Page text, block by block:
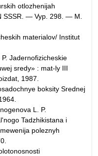
otlozhenijah
SSSR. — Vyp. 298. — M.
materialov/ Institut
Jadernofizicheskie
sredy» : mat-ly III
1987.
boksity Srednej
L. P.
Tadzhikistana i
poleznyh